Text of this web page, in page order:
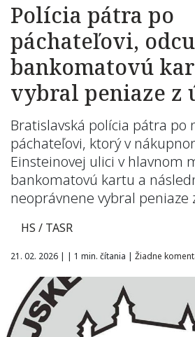
Polícia pátra po
páchateľovi,
bankomatovú
vybral peniaze z
Bratislavská polícia pátra po
páchateľovi, ktorý v
Einsteinovej ulici v hlavnom
bankomatovú kartu a
neoprávnene vybral peniaze
HS / TASR
21. 02. 2026 | | 1 min. čítania | Žiadne